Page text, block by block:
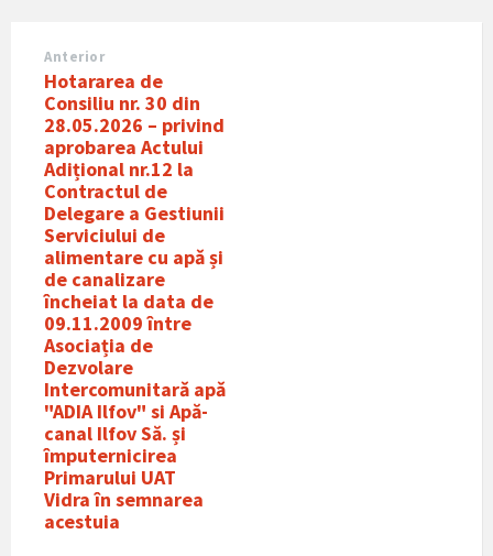
Anterior
Hotararea de
Consiliu nr. 30 din
28.05.2026 – privind
aprobarea Actului
Adițional nr.12 la
Contractul de
Delegare a Gestiunii
Serviciului de
alimentare cu apǎ și
de canalizare
încheiat la data de
09.11.2009 între
Asociația de
Dezvolare
Intercomunitarǎ apǎ
"ADIA Ilfov" si Apă-
canal Ilfov Să. și
împuternicirea
Primarului UAT
Vidra în semnarea
acestuia